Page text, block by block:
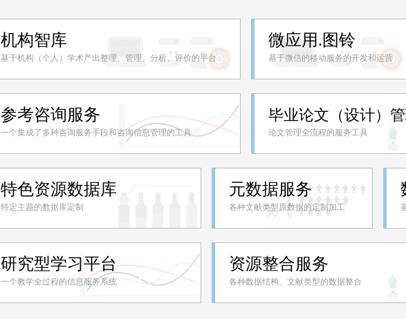
机构智库
基于机构（个人）学术产出整理、管理、分析、评价的平台
微应用.图铃
基于微信的移动服务的开发和运营
参考咨询服务
一个集成了多种咨询服务手段和咨询信息管理的工具
毕业论文（设计）
论文管理全流程的服务工具
特色资源数据库
特定主题的数据库定制
元数据服务
各种文献类型原数据的定制加工
研究型学习平台
一个教学全过程的信息服务系统
资源整合服务
各种数据结构、文献类型的数据整合